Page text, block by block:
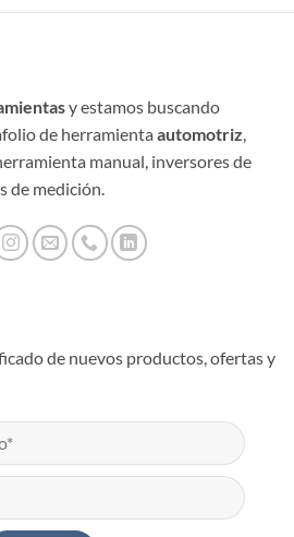
y estamos buscando
de herramienta automotriz,
manual, inversores de
de medición.
de nuevos productos, ofertas y